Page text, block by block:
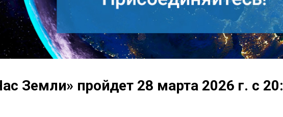
Земли» пройдет 28 марта 2026 г. с